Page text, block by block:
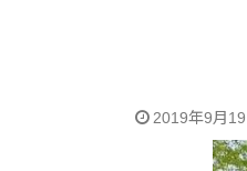
2019年9月19